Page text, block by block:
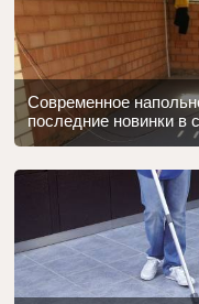
Современное
последние новинки в